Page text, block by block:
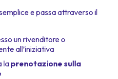
e passa attraverso il
un rivenditore o
all’iniziativa
laprenotazione sulla